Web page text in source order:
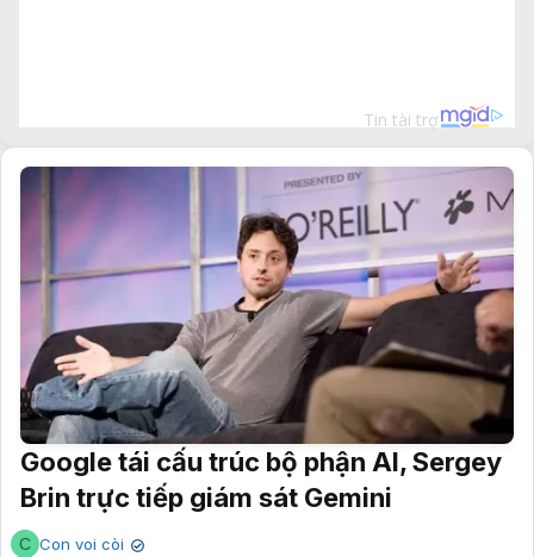
Google tái cấu trúc bộ phận AI, Sergey
Brin trực tiếp giám sát Gemini
C Con voi còi ✔